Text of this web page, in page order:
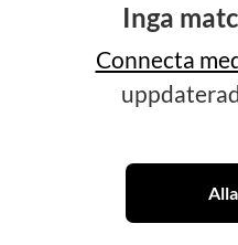
Inga
Connecta